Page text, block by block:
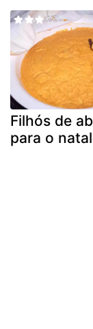
Filhós de
para o natal